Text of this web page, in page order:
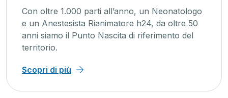
Con oltre 1.000 parti all’anno, un Neonatologo
e un Anestesista Rianimatore h24, da oltre 50
anni siamo il Punto Nascita di riferimento del
territorio.
Scopri di più